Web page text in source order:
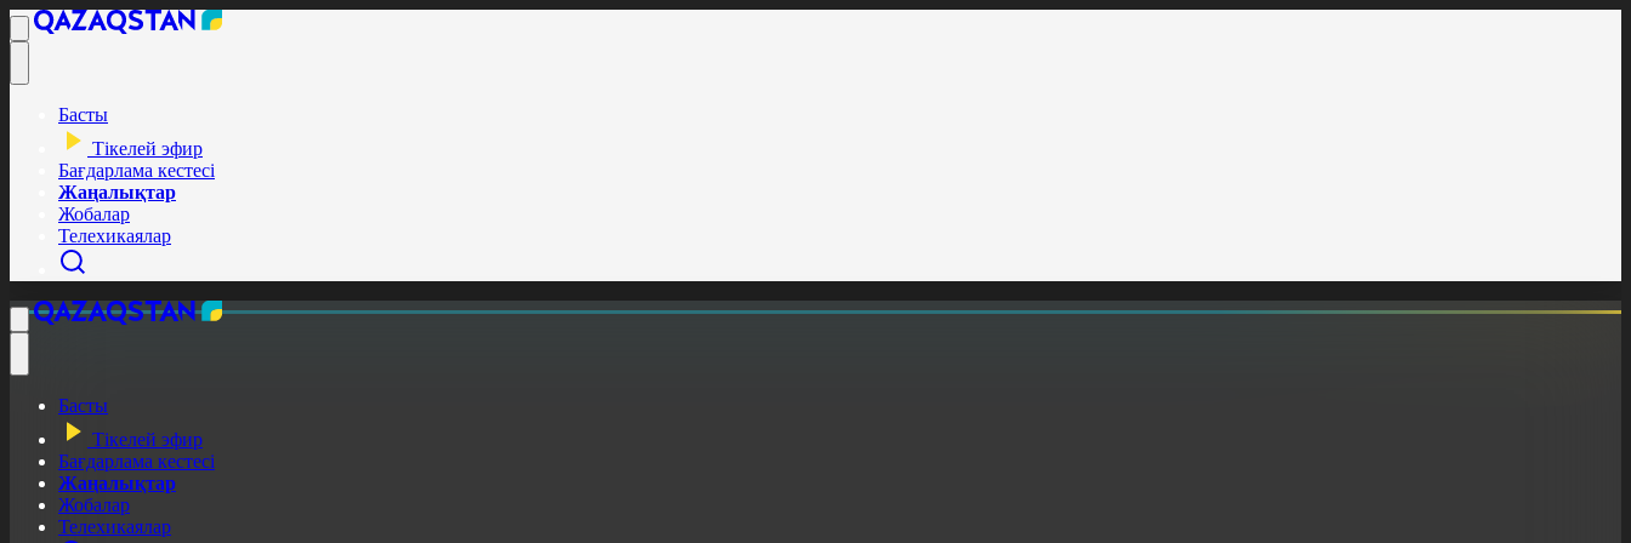
Басты
Тікелей эфир
Бағдарлама кестесі
Жаңалықтар
Жобалар
Телехикаялар
Басты
Тікелей эфир
Бағдарлама кестесі
Жаңалықтар
Жобалар
Телехикаялар